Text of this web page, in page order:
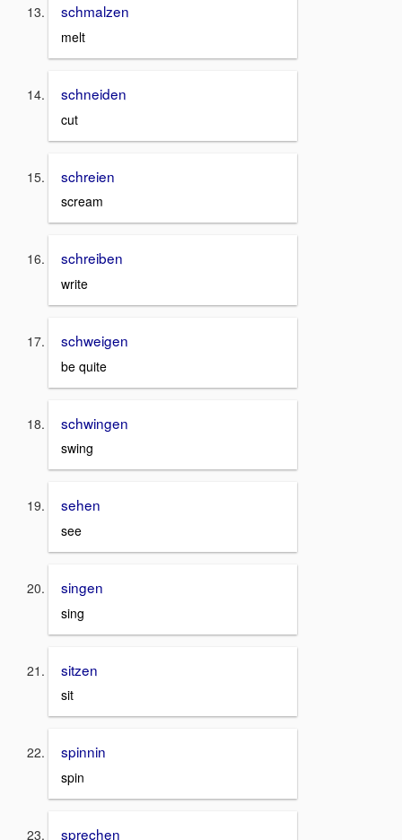
schmalzen
melt
schneiden
cut
schreien
scream
schreiben
write
schweigen
be quite
schwingen
swing
sehen
see
singen
sing
sitzen
sit
spinnin
spin
sprechen